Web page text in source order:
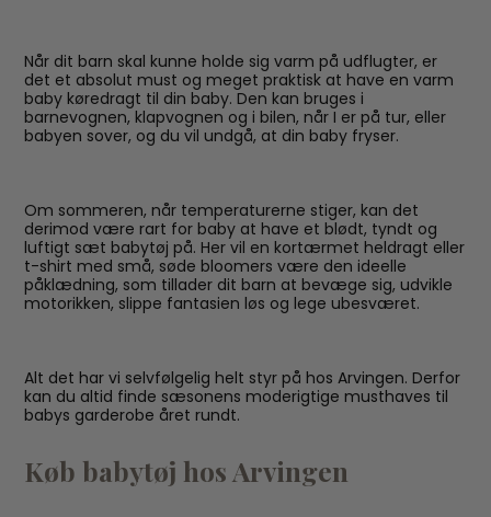
Når dit barn skal kunne holde sig varm på udflugter, er
det et absolut must og meget praktisk at have en varm
baby køredragt til din baby. Den kan bruges i
barnevognen, klapvognen og i bilen, når I er på tur, eller
babyen sover, og du vil undgå, at din baby fryser.
Om sommeren, når temperaturerne stiger, kan det
derimod være rart for baby at have et blødt, tyndt og
luftigt sæt babytøj på. Her vil en kortærmet heldragt eller
t-shirt med små, søde bloomers være den ideelle
påklædning, som tillader dit barn at bevæge sig, udvikle
motorikken, slippe fantasien løs og lege ubesværet.
Alt det har vi selvfølgelig helt styr på hos Arvingen. Derfor
kan du altid finde sæsonens moderigtige musthaves til
babys garderobe året rundt.
Køb babytøj hos Arvingen